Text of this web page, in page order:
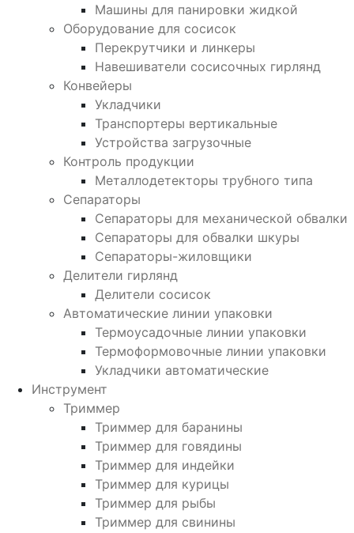
Машины для панировки жидкой
Оборудование для сосисок
Перекрутчики и линкеры
Навешиватели сосисочных гирлянд
Конвейеры
Укладчики
Транспортеры вертикальные
Устройства загрузочные
Контроль продукции
Металлодетекторы трубного типа
Сепараторы
Сепараторы для механической обвалки
Сепараторы для обвалки шкуры
Сепараторы-жиловщики
Делители гирлянд
Делители сосисок
Автоматические линии упаковки
Термоусадочные линии упаковки
Термоформовочные линии упаковки
Укладчики автоматические
Инструмент
Триммер
Триммер для баранины
Триммер для говядины
Триммер для индейки
Триммер для курицы
Триммер для рыбы
Триммер для свинины